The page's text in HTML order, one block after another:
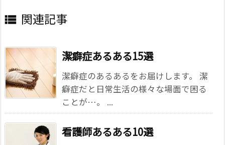
 関連記事
潔癖症あるある15選
潔癖症のあるあるをお届けします。 潔
癖症だと日常生活の様々な場面で困る
ことが…。 ...
看護師あるある10選